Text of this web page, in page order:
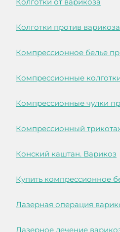
Колготки от варикоза
Колготки против варикоза
Компрессионное белье
Компрессионные
Компрессионные чулки
Компрессионный
Конский каштан. Варикоз
Купить компрессионное
Лазерная операция
Лазерное лечение